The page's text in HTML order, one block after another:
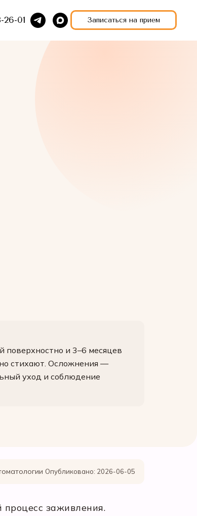
01 Записаться на прием
поверхностно и 3–6 месяцев
стихают. Осложнения —
уход и соблюдение
Опубликовано: 2026-06-05
процесс заживления.